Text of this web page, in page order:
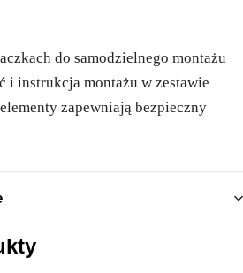
do samodzielnego montażu
i instrukcja montażu w zestawie
zapewniają bezpieczny